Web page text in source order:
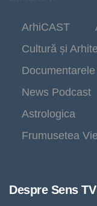
ArhiCAST
Cultură și
News Podcast
Astrologica
Frumusetea
Despre Sens TV